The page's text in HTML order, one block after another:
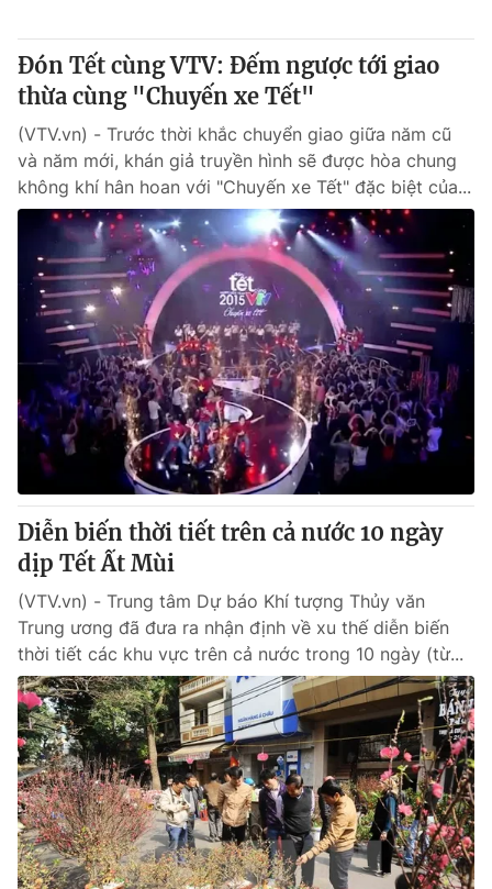
Đón Tết cùng VTV: Đếm ngược tới giao
thừa cùng "Chuyến xe Tết"
(VTV.vn) - Trước thời khắc chuyển giao giữa năm cũ
và năm mới, khán giả truyền hình sẽ được hòa chung
không khí hân hoan với "Chuyến xe Tết" đặc biệt của...
Diễn biến thời tiết trên cả nước 10 ngày
dịp Tết Ất Mùi
(VTV.vn) - Trung tâm Dự báo Khí tượng Thủy văn
Trung ương đã đưa ra nhận định về xu thế diễn biến
thời tiết các khu vực trên cả nước trong 10 ngày (từ...